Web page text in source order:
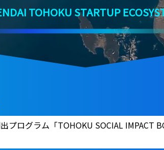
TOHOKU STARTUP
プログラム「TOHOKU SOCIAL IMPACT